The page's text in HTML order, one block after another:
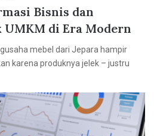
Bisnis dan
di Era Modern
mebel dari Jepara hampir
karena produknya jelek – justru